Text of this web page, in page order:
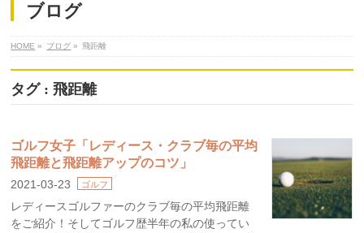
ブログ
HOME » ブログ » 飛距離
タグ : 飛距離
ゴルフ女子「レディース・クラブ毎の平均
飛距離と飛距離アップのコツ」
2021-03-23 ゴルフ
レディースゴルファーのクラブ毎の平均飛距離
をご紹介！そしてゴルフ歴半年の私の使ってい